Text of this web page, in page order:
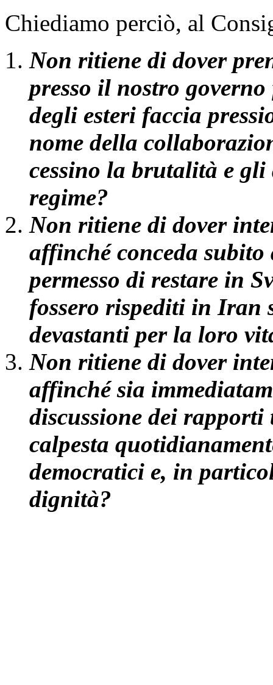
Chiediamo perciò, al
Non ritiene di dover
presso il nostro
degli esteri faccia
nome della
cessino la brutalità e
regime?
Non ritiene di dover
affinché conceda
permesso di restare in
fossero rispediti in Iran
devastanti per la loro
Non ritiene di dover
affinché sia
discussione dei rapporti
calpesta
democratici e, in
dignità?